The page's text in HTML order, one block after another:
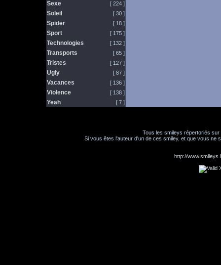
Sexe [ 224 ]
Soleil [ 30 ]
Spider [ 18 ]
Sport [ 175 ]
Technologies [ 132 ]
Transports [ 65 ]
Tristes [ 127 ]
Ugly [ 87 ]
Vacances [ 136 ]
Violence [ 138 ]
Yeah [ 7 ]
Tous les smileys répertoriés
Si vous êtes l'auteur d'un de ces smiley, et que vous ne
http://